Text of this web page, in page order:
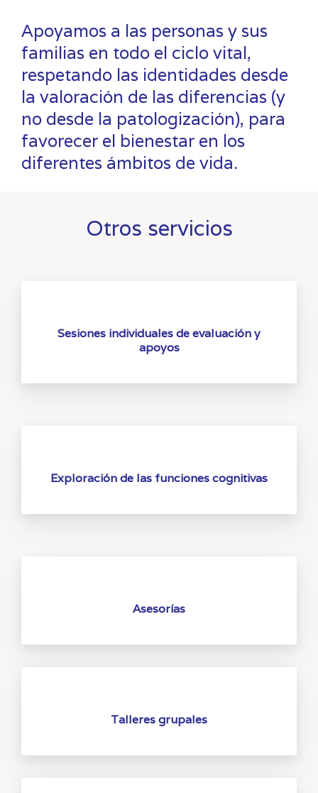
Apoyamos a las personas y sus
familias en todo el ciclo vital,
respetando las identidades desde
la valoración de las diferencias (y
no desde la patologización), para
favorecer el bienestar en los
diferentes ámbitos de vida.
Otros servicios
Sesiones individuales de evaluación y
apoyos
Exploración de las funciones cognitivas
Asesorías
Talleres grupales